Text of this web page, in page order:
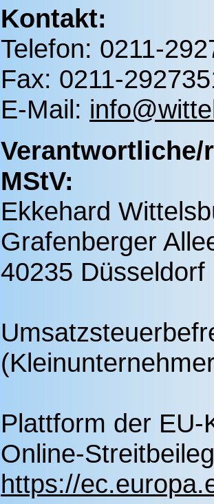
Kontakt:
Telefon: 0211-
Fax: 0211-
E-Mail:
Verantwortliche/
MStV:
Ekkehard
Grafenberger
40235 Düsseldorf
Plattform der EU-
Online-
https://